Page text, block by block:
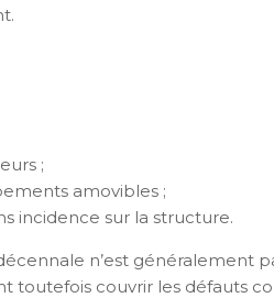
;
amovibles ;
incidence sur la structure.
n’est généralement
toutefois couvrir les défauts